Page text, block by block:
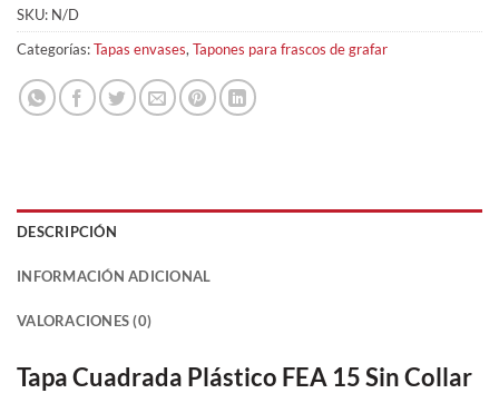
SKU: N/D
Categorías:Tapas envases, Tapones para frascos de grafar
DESCRIPCIÓN
INFORMACIÓN ADICIONAL
VALORACIONES (0)
Tapa Cuadrada Plástico FEA 15 Sin Collar